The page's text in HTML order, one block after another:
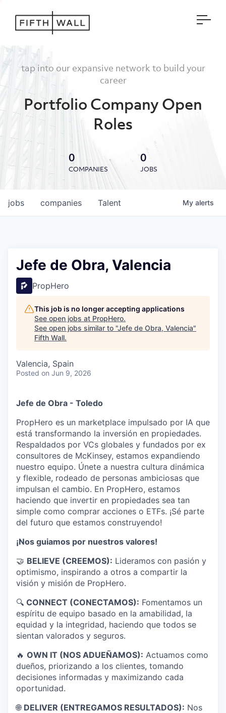
tap into our expansive network to build your
career
Portfolio Company Open
Roles
0
COMPANIES
0
JOBS
jobs companies Talent My alerts
Jefe de Obra, Valencia
PropHero
This job is no longer accepting applications
See open jobs at PropHero.
See open jobs similar to "Jefe de Obra, Valencia"
Fifth Wall.
Valencia, Spain
Posted on Jun 9, 2026
Jefe de Obra - Toledo
PropHero es un marketplace impulsado por IA que
está transformando la inversión en propiedades.
Respaldados por VCs globales y fundados por ex
consultores de McKinsey, estamos expandiendo
nuestro equipo. Únete a nuestra cultura dinámica
y flexible, rodeado de personas ambiciosas que
impulsan el cambio. En PropHero, estamos
haciendo que invertir en propiedades sea tan
simple como comprar acciones o ETFs. ¡Sé parte
del futuro que estamos construyendo!
¡Nos guiamos por nuestros valores!
🤝 BELIEVE (CREEMOS): Lideramos con pasión y
optimismo, inspirando a otros a compartir la
visión y misión de PropHero.
🔍 CONNECT (CONECTAMOS): Fomentamos un
espíritu de equipo basado en la amabilidad, la
equidad y la integridad, haciendo que todos se
sientan valorados y seguros.
🔥 OWN IT (NOS ADUEÑAMOS): Actuamos como
dueños, priorizando a los clientes, tomando
decisiones informadas y maximizando cada
oportunidad.
🌐 DELIVER (ENTREGAMOS RESULTADOS): Nos